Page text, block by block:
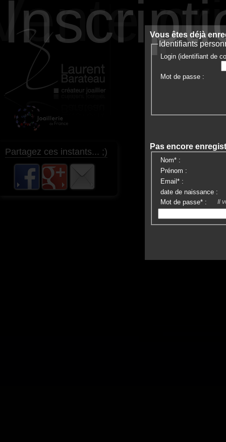
Partagez ces instants... ;)
Vous êtes déjà
Identifiants
Login (identifiant de
Mot de passe :
Pas encore
Nom* :
Prénom :
Email* :
date de naissance :
Mot de passe* :
Il